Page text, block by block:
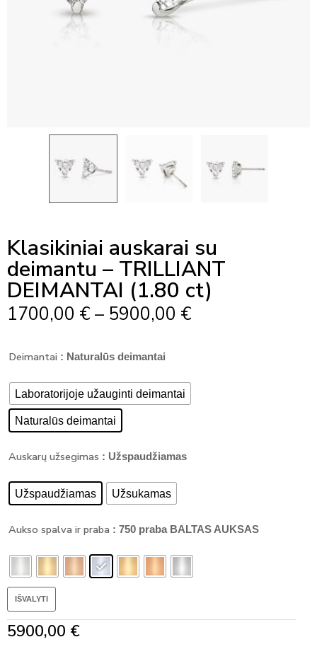
Klasikiniai auskarai su
deimantu – TRILLIANT
DEIMANTAI (1.80 ct)
1700,00 € – 5900,00 €
Deimantai : Naturalūs deimantai
Laboratorijoje užauginti deimantai
Naturalūs deimantai
Auskarų užsegimas : Užspaudžiamas
Užspaudžiamas Užsukamas
Aukso spalva ir praba : 750 praba BALTAS AUKSAS
IŠVALYTI
5900,00 €
kiekis:
auskarai
su
deimantu
-
DEIMANTAI
ct)